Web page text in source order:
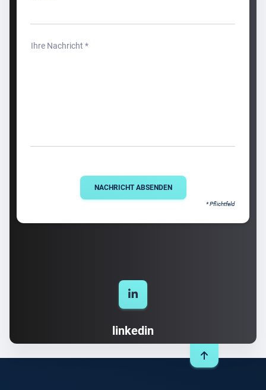
Ihre Nachricht *
NACHRICHT ABSENDEN
* Pflichtfeld
linkedin